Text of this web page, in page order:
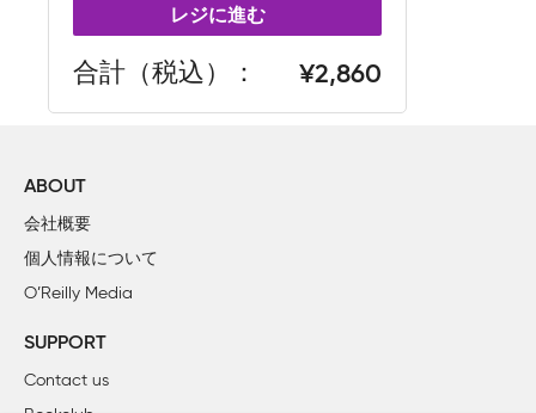
レジに進む
合計（税込） 2,860
ABOUT
会社概要
個人情報について
O’Reilly Media
SUPPORT
Contact us